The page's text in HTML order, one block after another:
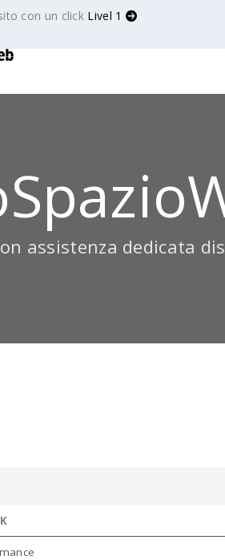
con un click Livel 1
assistenza dedicata